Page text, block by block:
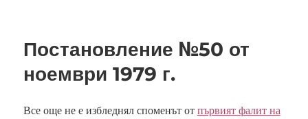
Постановление №50 от
ноември 1979 г.
Все още не е избледнял споменът от първият фалит на